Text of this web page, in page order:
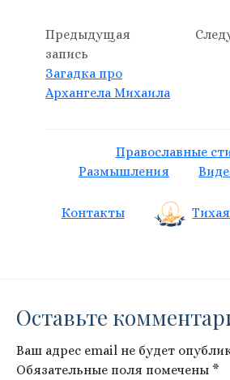
Предыдущая
запись
Загадка про
Архангела Михаила
Православные
Размышления
Контакты
Оставьте
Ваш адрес email не будет
Обязательные поля помечены *